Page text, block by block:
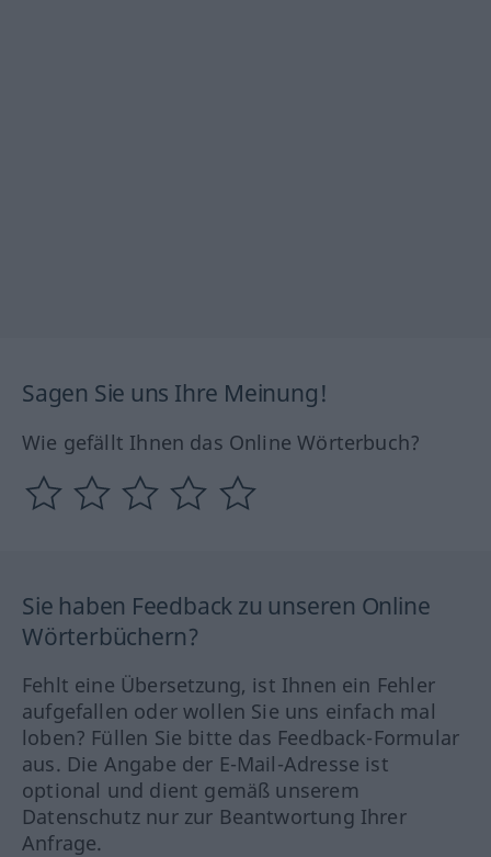
Sagen Sie uns Ihre Meinung!
Wie gefällt Ihnen das Online Wörterbuch?
Sie haben Feedback zu unseren Online
Wörterbüchern?
Fehlt eine Übersetzung, ist Ihnen ein Fehler
aufgefallen oder wollen Sie uns einfach mal
loben? Füllen Sie bitte das Feedback-Formular
aus. Die Angabe der E-Mail-Adresse ist
optional und dient gemäß unserem
Datenschutz nur zur Beantwortung Ihrer
Anfrage.